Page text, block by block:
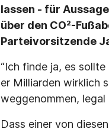
lassen - für
über den CO²-
Parteivorsitzende
“Ich finde ja, es
er Milliarden wirklich
weggenommen, legal
Dass einer von